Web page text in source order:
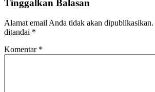
Tinggalkan Balasan
Alamat email Anda tidak akan dipublikasikan.
ditandai *
Komentar *